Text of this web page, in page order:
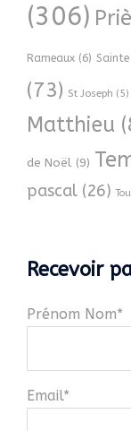
(306)
Rameaux (6)
(73) St Joseph (5)
Matthieu
de Noël (9)
pascal (26)
Recevoir
Prénom Nom*
Email*